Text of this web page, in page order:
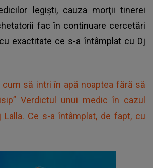
legişti, cauza morţii tinerei
fac în continuare cercetări
exactitate ce s-a întâmplat cu Dj
cum să intri în apă noaptea fără să
Verdictul unui medic în cazul
Ce s-a întâmplat, de fapt, cu